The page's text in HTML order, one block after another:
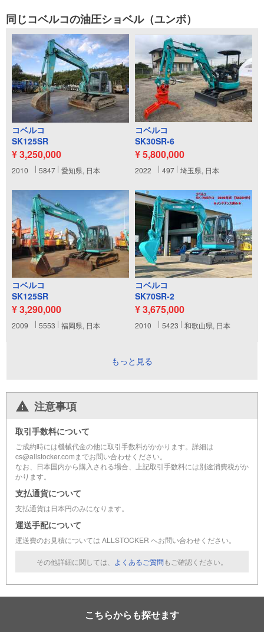
同じコベルコの油圧ショベル（ユンボ）
コベルコ
SK125SR
¥ 3,250,000
2010 5847 愛知県, 日本
コベルコ
SK30SR-6
¥ 5,800,000
2022 497 埼玉県, 日本
コベルコ
SK125SR
¥ 3,290,000
2009 5553 福岡県, 日本
コベルコ
SK70SR-2
¥ 3,675,000
2010 5423 和歌山県, 日本
もっと見る
注意事項
取引手数料について
ご成約時には機械代金の他に取引手数料がかかります。詳細は
cs@allstocker.comまでお問い合わせください。
なお、日本国内から購入される場合、上記取引手数料には別途消費税がか
かります。
支払通貨について
支払通貨は日本円のみになります。
運送手配について
運送費のお見積については ALLSTOCKER へお問い合わせください。
その他詳細に関しては、 よくあるご質問もご確認ください。
こちらからも探せます